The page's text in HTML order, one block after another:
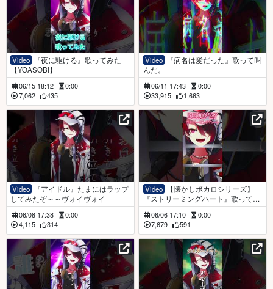
Video
【YOASOBI】
06/15 18:12
0:00
7,062
435
Video
んだ。
06/11 17:43
0:00
33,915
1,663
Video
してみたぞ～～ヴォイヴォイ
06/08 17:38
0:00
4,115
314
Video
『ストリーミングハート』歌ってみ
た
06/06 17:10
0:00
7,679
591